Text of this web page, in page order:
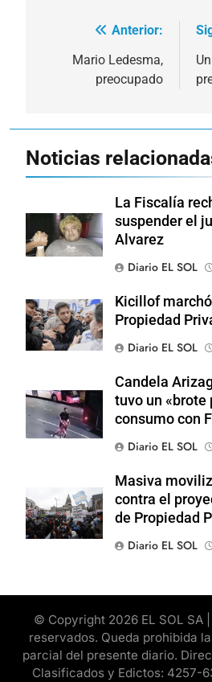
Navegación
entradas
Anterior:
Mario Ledesma,
preocupado
Noticias
La Fiscalía
suspender el
Alvarez
Diario EL SOL
Kicillof
Propiedad
Diario EL SOL
Candela
tuvo un «brote
consumo con
Diario EL SOL
Masiva
contra el
de Propiedad
Diario EL SOL
© Copyright 2026 EL SOL SA
reservados. Queda prohibida
parcial del presente diario.
Clasificados y Edictos: 4257-